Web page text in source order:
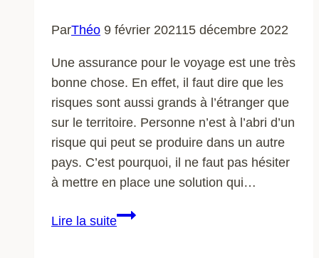
ParThéo 9 février 202115 décembre 2022
Une assurance pour le voyage est une très
bonne chose. En effet, il faut dire que les
risques sont aussi grands à l’étranger que
sur le territoire. Personne n’est à l’abri d’un
risque qui peut se produire dans un autre
pays. C’est pourquoi, il ne faut pas hésiter
à mettre en place une solution qui…
Lire la suiteAssurance